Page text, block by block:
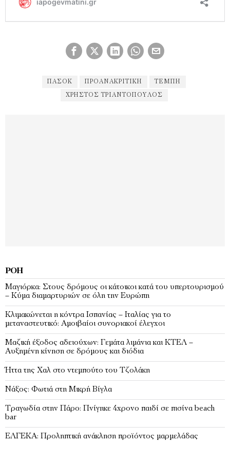
ΠΑΣΟΚ ΠΡΟΑΝΑΚΡΙΤΙΚΉ ΤΕΜΠΗ
ΧΡΉΣΤΟΣ ΤΡΙΑΝΤΌΠΟΥΛΟΣ
ΡΟΉ
Μαγιόρκα: Στους δρόμους οι κάτοικοι κατά του υπερτουρισμού
– Κύμα διαμαρτυριών σε όλη την Ευρώπη
Κλιμακώνεται η κόντρα Ισπανίας – Ιταλίας για το
μεταναστευτικό: Αμοιβαίοι συνοριακοί έλεγχοι
Μαζική έξοδος αδειούχων: Γεμάτα λιμάνια και ΚΤΕΛ –
Αυξημένη κίνηση σε δρόμους και διόδια
Ήττα της Χαλ στο ντεμπούτο του Τζολάκη
Νάξος: Φωτιά στη Μικρή Βίγλα
Tραγωδία στην Πάρο: Πνίγηκε 4χρονο παιδί σε πισίνα beach
bar
ΕΛΓΕΚΑ: Προληπτική ανάκληση προϊόντος μαρμελάδας